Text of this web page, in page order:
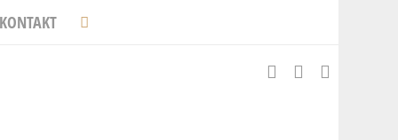
KONTAKT